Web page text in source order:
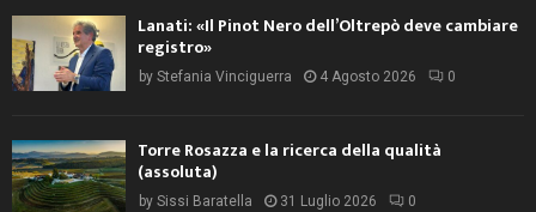
Lanati: «Il Pinot Nero dell’Oltrepò deve cambiare
registro»
by Stefania Vinciguerra 4 Agosto 2026 0
Torre Rosazza e la ricerca della qualità
(assoluta)
by Sissi Baratella 31 Luglio 2026 0